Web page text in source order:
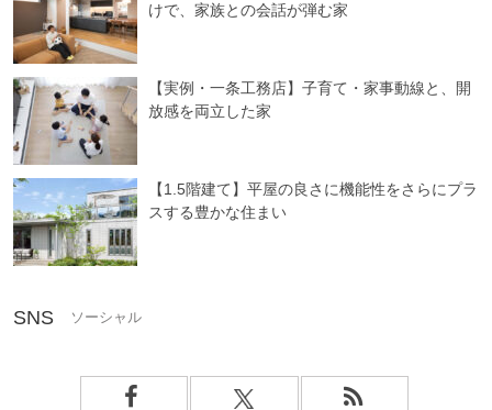
けで、家族との会話が弾む家
【実例・一条工務店】子育て・家事動線と、開
放感を両立した家
【1.5階建て】平屋の良さに機能性をさらにプラ
スする豊かな住まい
SNS